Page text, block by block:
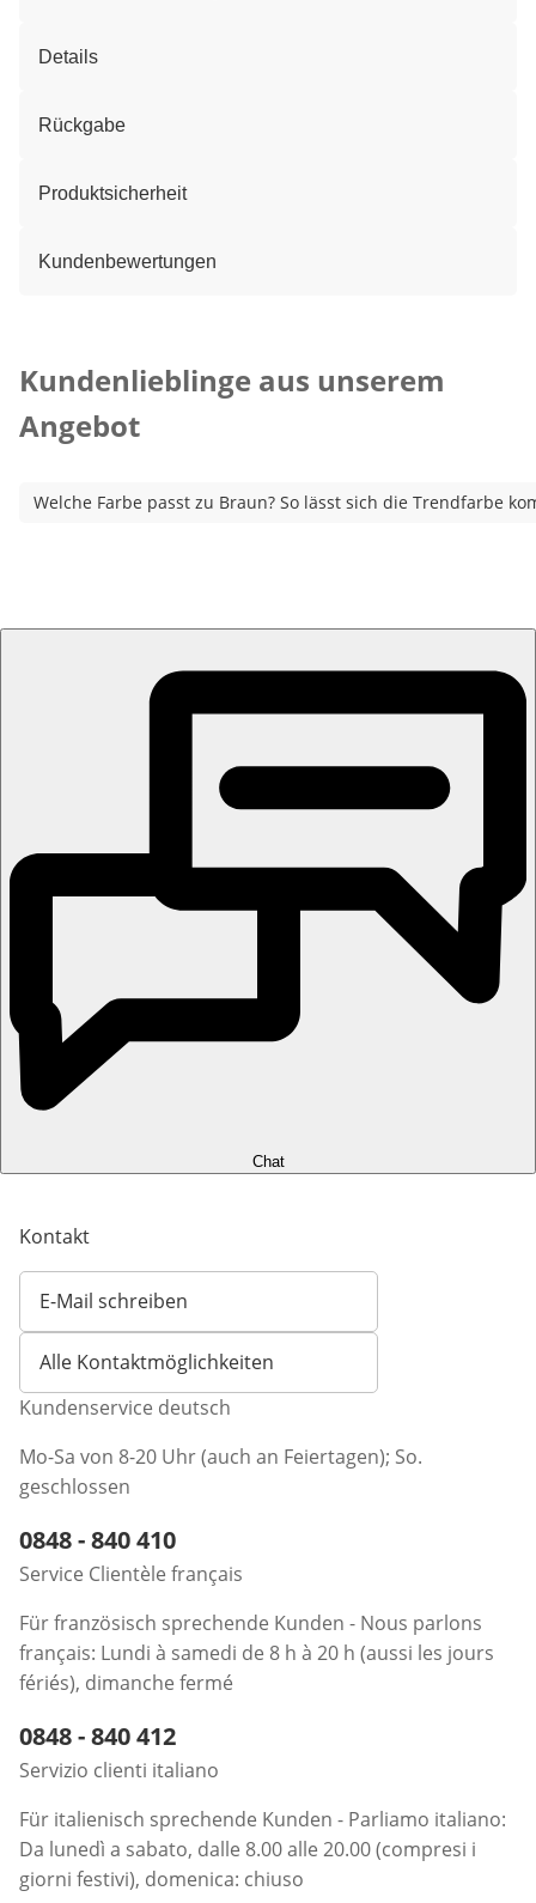
Details
Rückgabe
Produktsicherheit
Kundenbewertungen
Kundenlieblinge aus unserem
Angebot
Welche Farbe passt zu Braun? So lässt sich die Trendfarbe
Chat
Kontakt
E-Mail schreiben
Öffnet E-Mail-Client
Alle Kontaktmöglichkeiten
Kundenservice deutsch
Mo-Sa von 8-20 Uhr (auch an Feiertagen); So.
geschlossen
Telefonnummer:
0848 - 840 410
Service Clientèle français
Für französisch sprechende Kunden - Nous parlons
français: Lundi à samedi de 8 h à 20 h (aussi les jours
fériés), dimanche fermé
Telefonnummer:
0848 - 840 412
Servizio clienti italiano
Für italienisch sprechende Kunden - Parliamo italiano:
Da lunedì a sabato, dalle 8.00 alle 20.00 (compresi i
giorni festivi), domenica: chiuso